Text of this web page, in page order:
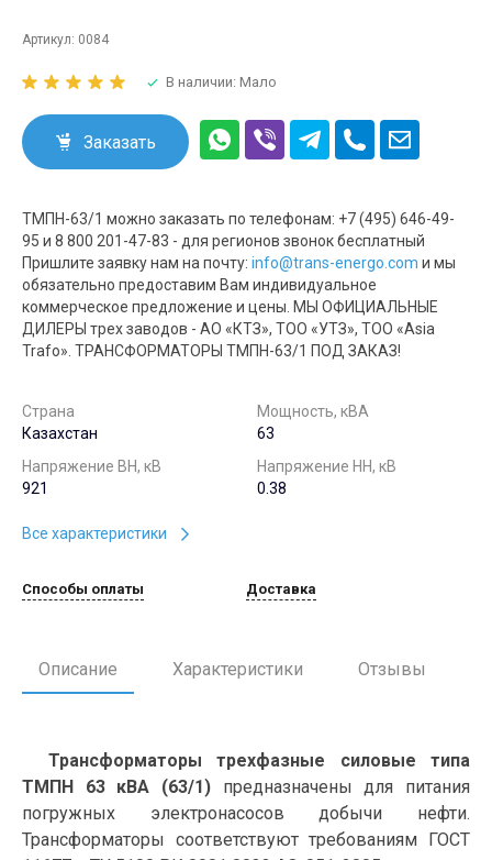
Артикул: 0084
В наличии: Мало
Заказать
ТМПН-63/1 можно заказать по телефонам: +7 (495) 646-49-
95 и 8 800 201-47-83 - для регионов звонок бесплатный
Пришлите заявку нам на почту: info@trans-energo.com и мы
обязательно предоставим Вам индивидуальное
коммерческое предложение и цены. МЫ ОФИЦИАЛЬНЫЕ
ДИЛЕРЫ трех заводов - АО «КТЗ», ТОО «УТЗ», ТОО «Asia
Trafo». ТРАНСФОРМАТОРЫ ТМПН-63/1 ПОД ЗАКАЗ!
Страна
Казахстан
Мощность, кВА
63
Напряжение ВН, кВ
921
Напряжение НН, кВ
0.38
Все характеристики
Способы оплаты Доставка
Описание Характеристики Отзывы
Трансформаторы трехфазные силовые типа
ТМПН 63 кВА (63/1) предназначены для питания
погружных электронасосов добычи нефти.
Трансформаторы соответствуют требованиям ГОСТ